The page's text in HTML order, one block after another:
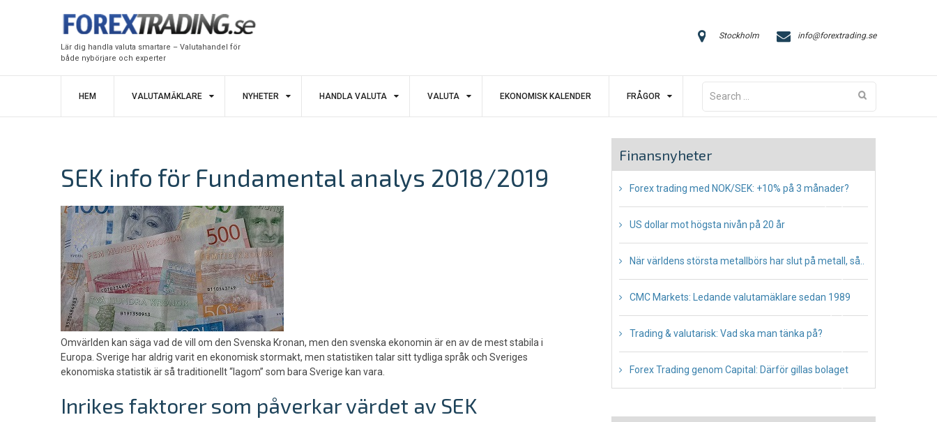
Lär dig handla valuta smartare – Valutahandel för
både nybörjare och experter
Stockholm info@forextrading.se
HEM VALUTAMÄKLARE NYHETER HANDLA VALUTA VALUTA EKONOMISK KALENDER FRÅGOR
for:
SEK info för Fundamental analys 2018/2019
Omvärlden kan säga vad de vill om den Svenska Kronan, men den svenska ekonomin är en av de mest stabila i
Europa. Sverige har aldrig varit en ekonomisk stormakt, men statistiken talar sitt tydliga språk och Sveriges
ekonomiska statistik är så traditionellt “lagom” som bara Sverige kan vara.
Inrikes faktorer som påverkar värdet av SEK
Finansnyheter
Forex trading med NOK/SEK: +10% på 3 månader?
US dollar mot högsta nivån på 20 år
När världens största metallbörs har slut på metall, så..
CMC Markets: Ledande valutamäklare sedan 1989
Trading & valutarisk: Vad ska man tänka på?
Forex Trading genom Capital: Därför gillas bolaget